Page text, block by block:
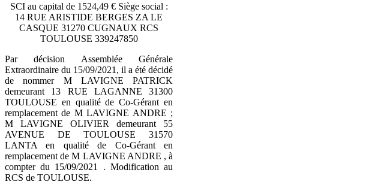
SCI au capital de 1524,49 € Siège social :
14 RUE ARISTIDE BERGES ZA LE
CASQUE 31270 CUGNAUX RCS
TOULOUSE 339247850
Par décision Assemblée Générale
Extraordinaire du 15/09/2021, il a été décidé
de nommer M LAVIGNE PATRICK
demeurant 13 RUE LAGANNE 31300
TOULOUSE en qualité de Co-Gérant en
remplacement de M LAVIGNE ANDRE ;
M LAVIGNE OLIVIER demeurant 55
AVENUE DE TOULOUSE 31570
LANTA en qualité de Co-Gérant en
remplacement de M LAVIGNE ANDRE , à
compter du 15/09/2021 . Modification au
RCS de TOULOUSE.